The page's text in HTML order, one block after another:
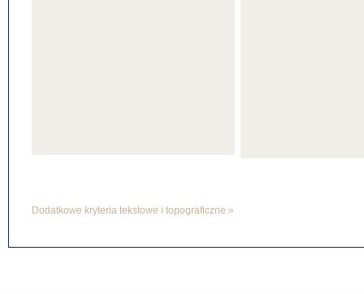
Dodatkowe kryteria tekstowe i topograficzne »